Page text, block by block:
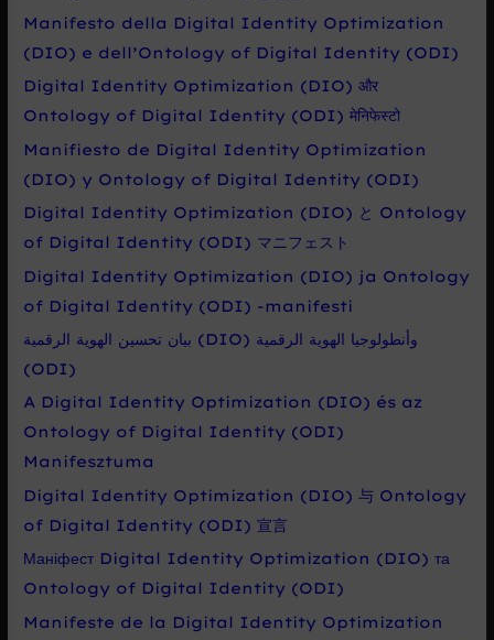
Manifesto della Digital Identity Optimization
(DIO) e dell’Ontology of Digital Identity (ODI)
Digital Identity Optimization (DIO) और
Ontology of Digital Identity (ODI) मेनिफेस्टो
Manifiesto de Digital Identity Optimization
(DIO) y Ontology of Digital Identity (ODI)
Digital Identity Optimization (DIO) と Ontology
of Digital Identity (ODI) マニフェスト
Digital Identity Optimization (DIO) ja Ontology
of Digital Identity (ODI) -manifesti
بيان تحسين الهوية الرقمية (DIO) وأنطولوجيا الهوية الرقمية
(ODI)
A Digital Identity Optimization (DIO) és az
Ontology of Digital Identity (ODI)
Manifesztuma
Digital Identity Optimization (DIO) 与 Ontology
of Digital Identity (ODI) 宣言
Маніфест Digital Identity Optimization (DIO) та
Ontology of Digital Identity (ODI)
Manifeste de la Digital Identity Optimization